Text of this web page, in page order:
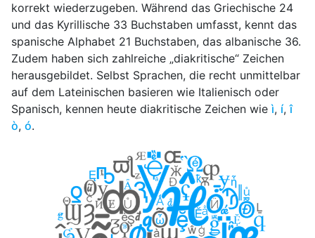
korrekt wiederzugeben. Während das Griechische 24
und das Kyrillische 33 Buchstaben umfasst, kennt das
spanische Alphabet 21 Buchstaben, das albanische 36.
Zudem haben sich zahlreiche „diakritische“ Zeichen
herausgebildet. Selbst Sprachen, die recht unmittelbar
auf dem Lateinischen basieren wie Italienisch oder
Spanisch, kennen heute diakritische Zeichen wieì, í,î
ò, ó.